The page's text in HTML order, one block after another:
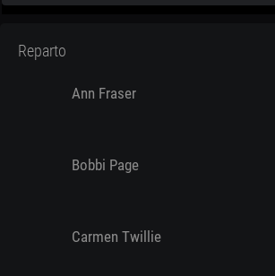
Reparto
Ann Fraser
Bobbi Page
Carmen Twillie